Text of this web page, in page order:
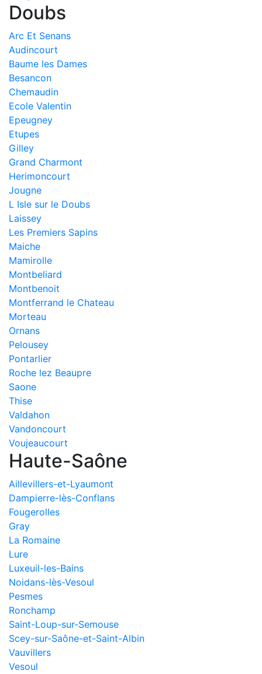
Doubs
Arc Et Senans
Audincourt
Baume les Dames
Besancon
Chemaudin
Ecole Valentin
Epeugney
Etupes
Gilley
Grand Charmont
Herimoncourt
Jougne
L Isle sur le Doubs
Laissey
Les Premiers Sapins
Maiche
Mamirolle
Montbeliard
Montbenoit
Montferrand le Chateau
Morteau
Ornans
Pelousey
Pontarlier
Roche lez Beaupre
Saone
Thise
Valdahon
Vandoncourt
Voujeaucourt
Haute-Saône
Aillevillers-et-Lyaumont
Dampierre-lès-Conflans
Fougerolles
Gray
La Romaine
Lure
Luxeuil-les-Bains
Noidans-lès-Vesoul
Pesmes
Ronchamp
Saint-Loup-sur-Semouse
Scey-sur-Saône-et-Saint-Albin
Vauvillers
Vesoul